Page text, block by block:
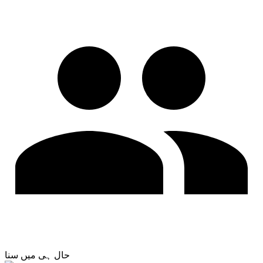
حال ہی میں سنا